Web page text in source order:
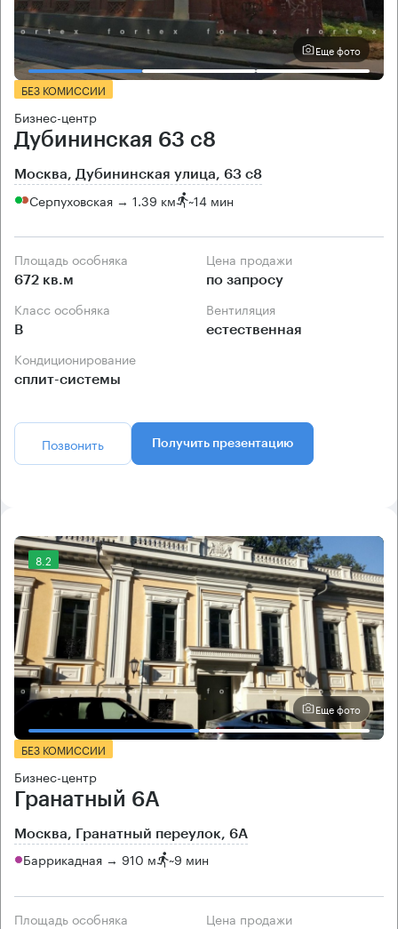
Еще фото
БЕЗ КОМИССИИ
Бизнес-центр
Дубининская 63 с8
Москва, Дубининская улица, 63 с8
Серпуховская → 1.39 км ~14 мин
Площадь особняка
672 кв.м
Цена продажи
по запросу
Класс особняка
B
Вентиляция
естественная
Кондиционирование
сплит-системы
Позвонить Получить презентацию
8.2
Еще фото
БЕЗ КОМИССИИ
Бизнес-центр
Гранатный 6А
Москва, Гранатный переулок, 6А
Баррикадная → 910 м ~9 мин
Площадь особняка Цена продажи